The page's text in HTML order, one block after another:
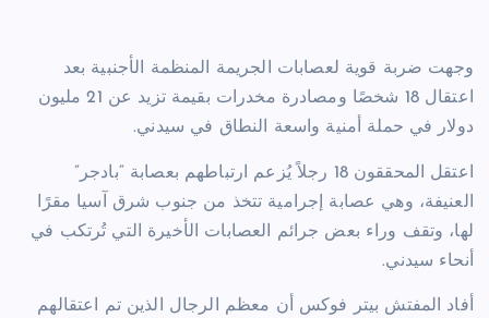
وجهت ضربة قوية لعصابات الجريمة المنظمة الأجنبية بعد
اعتقال 18 شخصًا ومصادرة مخدرات بقيمة تزيد عن 21 مليون
دولار في حملة أمنية واسعة النطاق في سيدني.
اعتقل المحققون 18 رجلاً يُزعم ارتباطهم بعصابة “بادجر”
العنيفة، وهي عصابة إجرامية تتخذ من جنوب شرق آسيا مقرًا
لها، وتقف وراء بعض جرائم العصابات الأخيرة التي تُرتكب في
أنحاء سيدني.
أفاد المفتش بيتر فوكس أن معظم الرجال الذين تم اعتقالهم